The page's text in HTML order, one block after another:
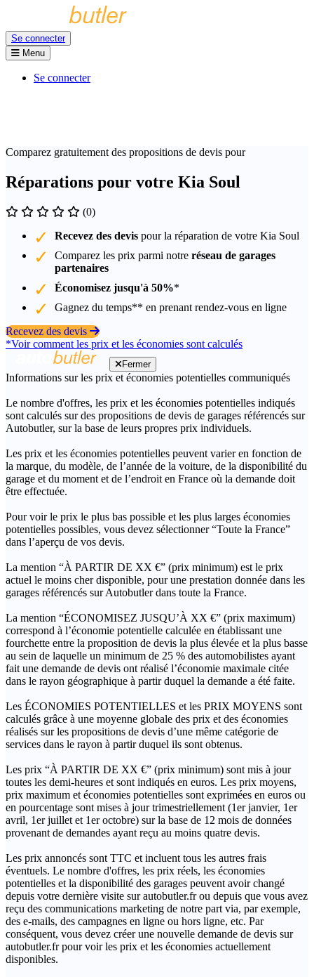
Se connecter
Menu
Se connecter
Comparez gratuitement des propositions de devis pour
Réparations pour votre Kia Soul
(0)
Recevez des devis pour la réparation de votre Kia Soul
Comparez les prix parmi notre réseau de garages
partenaires
Économisez jusqu'à 50%*
Gagnez du temps** en prenant rendez-vous en ligne
Recevez des devis
*Voir comment les prix et les économies sont calculés
Fermer
Informations sur les prix et économies potentielles communiqués
Le nombre d'offres, les prix et les économies potentielles indiqués
sont calculés sur des propositions de devis de garages référencés sur
Autobutler, sur la base de leurs propres prix individuels.
Les prix et les économies potentielles peuvent varier en fonction de
la marque, du modèle, de l’année de la voiture, de la disponibilité du
garage et du moment et de l’endroit en France où la demande doit
être effectuée.
Pour voir le prix le plus bas possible et les plus larges économies
potentielles possibles, vous devez sélectionner “Toute la France”
dans l’aperçu de vos devis.
La mention “À PARTIR DE XX €” (prix minimum) est le prix
actuel le moins cher disponible, pour une prestation donnée dans les
garages référencés sur Autobutler dans toute la France.
La mention “ÉCONOMISEZ JUSQU’À XX €” (prix maximum)
correspond à l’économie potentielle calculée en établissant une
fourchette entre la proposition de devis la plus élevée et la plus basse
au sein de laquelle un minimum de 25 % des automobilistes ayant
fait une demande de devis ont réalisé l’économie maximale citée
dans le rayon géographique à partir duquel la demande a été faite.
Les ÉCONOMIES POTENTIELLES et les PRIX MOYENS sont
calculés grâce à une moyenne globale des prix et des économies
réalisés sur les propositions de devis d’une même catégorie de
services dans le rayon à partir duquel ils sont obtenus.
Les prix “À PARTIR DE XX €” (prix minimum) sont mis à jour
toutes les demi-heures et sont indiqués en euros. Les prix moyens,
prix maximum et économies potentielles sont exprimées en euros ou
en pourcentage sont mises à jour trimestriellement (1er janvier, 1er
avril, 1er juillet et 1er octobre) sur la base de 12 mois de données
provenant de demandes ayant reçu au moins quatre devis.
Les prix annoncés sont TTC et incluent tous les autres frais
éventuels. Le nombre d'offres, les prix réels, les économies
potentielles et la disponibilité des garages peuvent avoir changé
depuis votre dernière visite sur autobutler.fr ou depuis que vous avez
reçu des communications marketing de notre part via, par exemple,
des e-mails, des campagnes en ligne ou hors ligne, etc. Par
conséquent, vous devez créer une nouvelle demande de devis sur
autobutler.fr pour voir les prix et les économies actuellement
disponibles.